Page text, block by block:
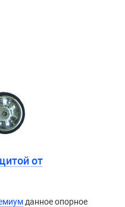
от
данное опорное